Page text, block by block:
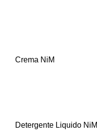
Crema NiM
Detergente Liquido NiM